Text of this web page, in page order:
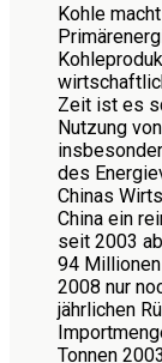
Kohle
Zeit ist es
Nutzung
des
Chinas
China ein
seit 2003
94
2008 nur
jährlichen
Tonnen